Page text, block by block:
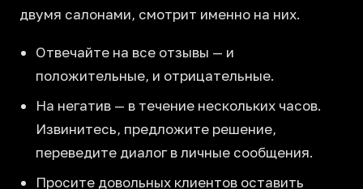
двумя салонами, смотрит именно на них.
Отвечайте на все отзывы — и
положительные, и отрицательные.
На негатив — в течение нескольких часов.
Извинитесь, предложите решение,
переведите диалог в личные сообщения.
Просите довольных клиентов оставить